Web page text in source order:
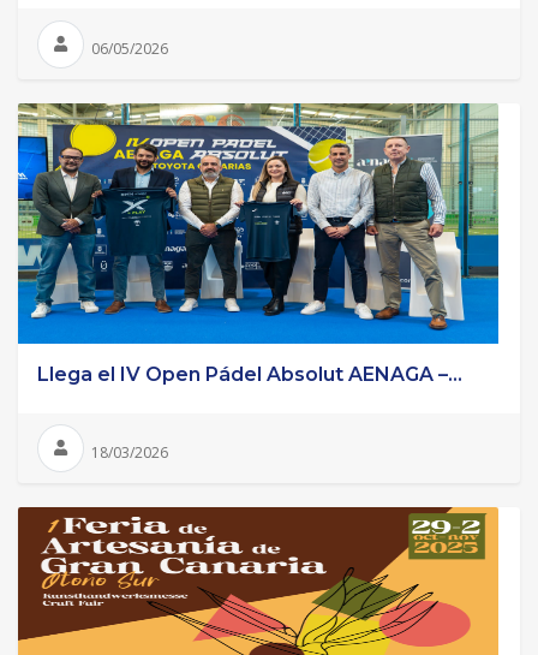
06/05/2026
Llega el IV Open Pádel Absolut AENAGA –...
18/03/2026